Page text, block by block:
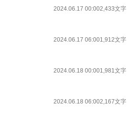
2024.06.17 00:002,433文字
2024.06.17 06:001,912文字
2024.06.18 00:001,981文字
2024.06.18 06:002,167文字